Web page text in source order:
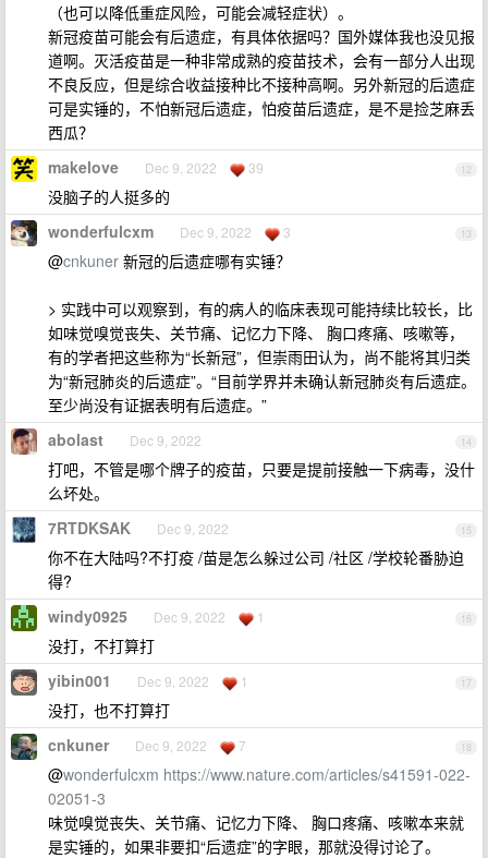
（也可以降低重症风险，可能会减轻症状）。
新冠疫苗可能会有后遗症，有具体依据吗？国外媒体我也没见报
道啊。灭活疫苗是一种非常成熟的疫苗技术，会有一部分人出现
不良反应，但是综合收益接种比不接种高啊。另外新冠的后遗症
可是实锤的，不怕新冠后遗症，怕疫苗后遗症，是不是捡芝麻丢
西瓜？
12
makelove Dec 9, 2022 39
没脑子的人挺多的
13
wonderfulcxm Dec 9, 2022 3
@cnkuner 新冠的后遗症哪有实锤？
> 实践中可以观察到，有的病人的临床表现可能持续比较长，比
如味觉嗅觉丧失、关节痛、记忆力下降、 胸口疼痛、咳嗽等，
有的学者把这些称为“长新冠”，但崇雨田认为，尚不能将其归类
为“新冠肺炎的后遗症”。“目前学界并未确认新冠肺炎有后遗症。
至少尚没有证据表明有后遗症。”
14
abolast Dec 9, 2022
打吧，不管是哪个牌子的疫苗，只要是提前接触一下病毒，没什
么坏处。
15
7RTDKSAK Dec 9, 2022
你不在大陆吗?不打疫 /苗是怎么躲过公司 /社区 /学校轮番胁迫
得?
16
windy0925 Dec 9, 2022 1
没打，不打算打
17
yibin001 Dec 9, 2022 1
没打，也不打算打
18
cnkuner Dec 9, 2022 7
@wonderfulcxm https://www.nature.com/articles/s41591-022-
02051-3
味觉嗅觉丧失、关节痛、记忆力下降、 胸口疼痛、咳嗽本来就
是实锤的，如果非要扣“后遗症”的字眼，那就没得讨论了。